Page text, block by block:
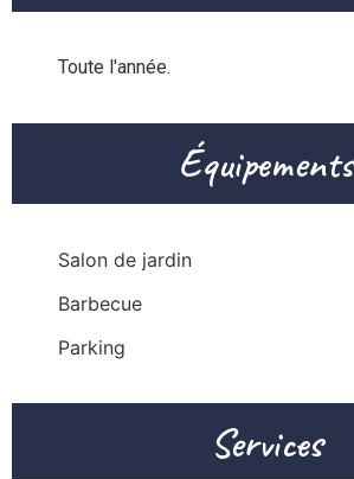
Toute l'année.
Équipements
Salon de jardin
Barbecue
Parking
Services